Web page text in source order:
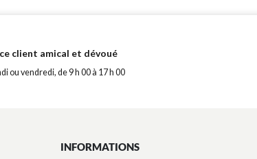
client amical et dévoué
ou vendredi, de 9 h 00 à 17 h 00
INFORMATIONS